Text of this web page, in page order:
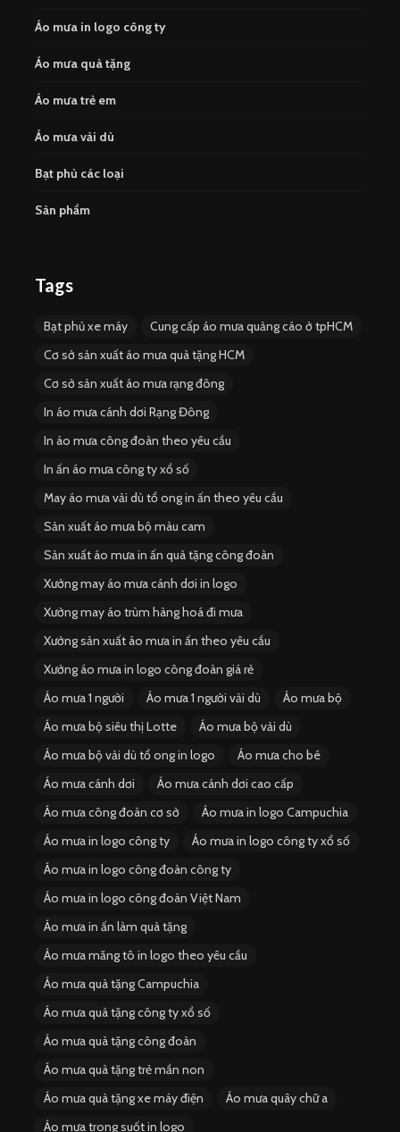
Áo mưa in logo công ty
Áo mưa quà tặng
Áo mưa trẻ em
Áo mưa vải dù
Bạt phủ các loại
Sản phẩm
Tags
Bạt phủ xe máy
Cung cấp áo mưa quảng cáo ở tpHCM
Cơ sở sản xuất áo mưa quà tặng HCM
Cơ sở sản xuất áo mưa rạng đông
In áo mưa cánh dơi Rạng Đông
In áo mưa công đoàn theo yêu cầu
In ấn áo mưa công ty xổ số
May áo mưa vải dù tổ ong in ấn theo yêu cầu
Sản xuất áo mưa bộ màu cam
Sản xuất áo mưa in ấn quà tặng công đoàn
Xưởng may áo mưa cánh dơi in logo
Xưởng may áo trùm hàng hoá đi mưa
Xưởng sản xuất áo mưa in ấn theo yêu cầu
Xưởng áo mưa in logo công đoàn giá rẻ
Áo mưa 1 người
Áo mưa 1 người vải dù
Áo mưa bộ
Áo mưa bộ siêu thị Lotte
Áo mưa bộ vải dù
Áo mưa bộ vải dù tổ ong in logo
Áo mưa cho bé
Áo mưa cánh dơi
Áo mưa cánh dơi cao cấp
Áo mưa công đoàn cơ sở
Áo mưa in logo Campuchia
Áo mưa in logo công ty
Áo mưa in logo công ty xổ số
Áo mưa in logo công đoàn công ty
Áo mưa in logo công đoàn Việt Nam
Áo mưa in ấn làm quà tặng
Áo mưa măng tô in logo theo yêu cầu
Áo mưa quà tặng Campuchia
Áo mưa quà tặng công ty xổ số
Áo mưa quà tặng công đoàn
Áo mưa quà tặng trẻ mần non
Áo mưa quà tặng xe máy điện
Áo mưa quây chữ a
Áo mưa trong suốt in logo